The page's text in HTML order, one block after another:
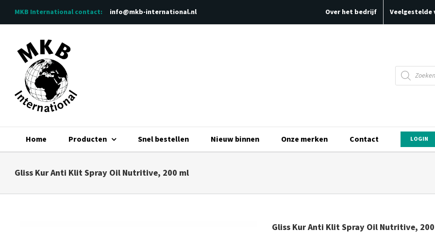
inhoud
MKB International contact: info@mkb-international.nl Over het bedrijf Veelgestelde
Producten
zoeken
Home Producten Snel bestellen Nieuw binnen Onze merken Contact LOGIN
Gliss Kur Anti Klit Spray Oil Nutritive, 200 ml
Gliss Kur Anti Klit Spray Oil Nutritive,